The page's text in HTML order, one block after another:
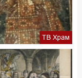
ТВ Храм